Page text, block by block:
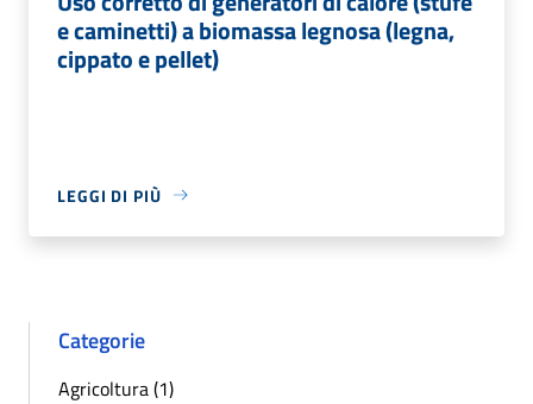
e caminetti) a biomassa legnosa (legna,
cippato e pellet)
LEGGI DI PIÙ
Categorie
Agricoltura (1)